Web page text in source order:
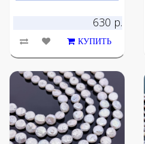
630 р.
КУПИТЬ